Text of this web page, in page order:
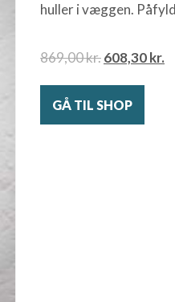
huller i væggen.
869,00kr.608,30kr.
GÅ TIL SHOP